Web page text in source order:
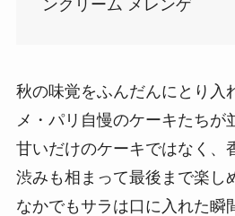
ンクリーム メレンゲ
秋の味覚をふんだんにとり入
メ・パリ自慢のケーキたちが
甘いだけのケーキではなく、
渋みも相まって最後まで楽し
なかでもサラは口に入れた瞬